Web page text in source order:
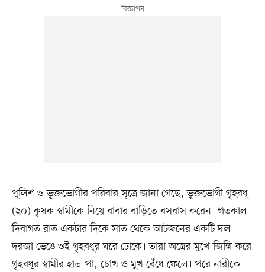
পুলিশ ও ভুক্তভোগীর পরিবার সূত্রে জানা গেছে, ভুক্তভোগী গৃহবধূ
(২০) কৃষক স্বামীকে নিয়ে বাবার বাড়িতে বসবাস করেন। গতকাল
দিবাগত রাত একটার দিকে সাত থেকে আটজনের একটি দল
দরজা ভেঙে ওই গৃহবধূর ঘরে ঢোকে। তারা অস্ত্রের মুখে জিম্মি করে
গৃহবধূর স্বামীর হাত-পা, চোখ ও মুখ বেঁধে ফেলে। পরে নারীকে